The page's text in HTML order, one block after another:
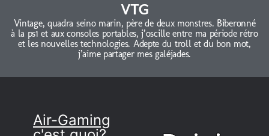
VTG
Vintage, quadra seino marin, père de deux monstres. Biberonné
à la ps1 et aux consoles portables, j’oscille entre ma période rétro
et les nouvelles technologies. Adepte du troll et du bon mot,
j’aime partager mes galéjades.
Air-Gaming